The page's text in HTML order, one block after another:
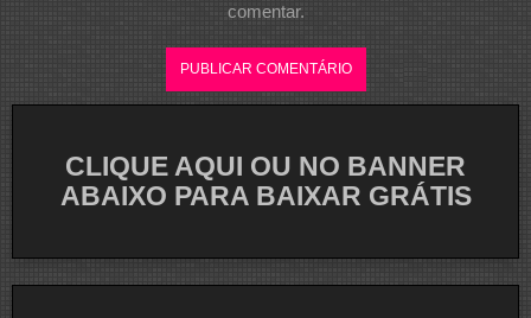
comentar.
CLIQUE AQUI OU NO BANNER
ABAIXO PARA BAIXAR GRÁTIS